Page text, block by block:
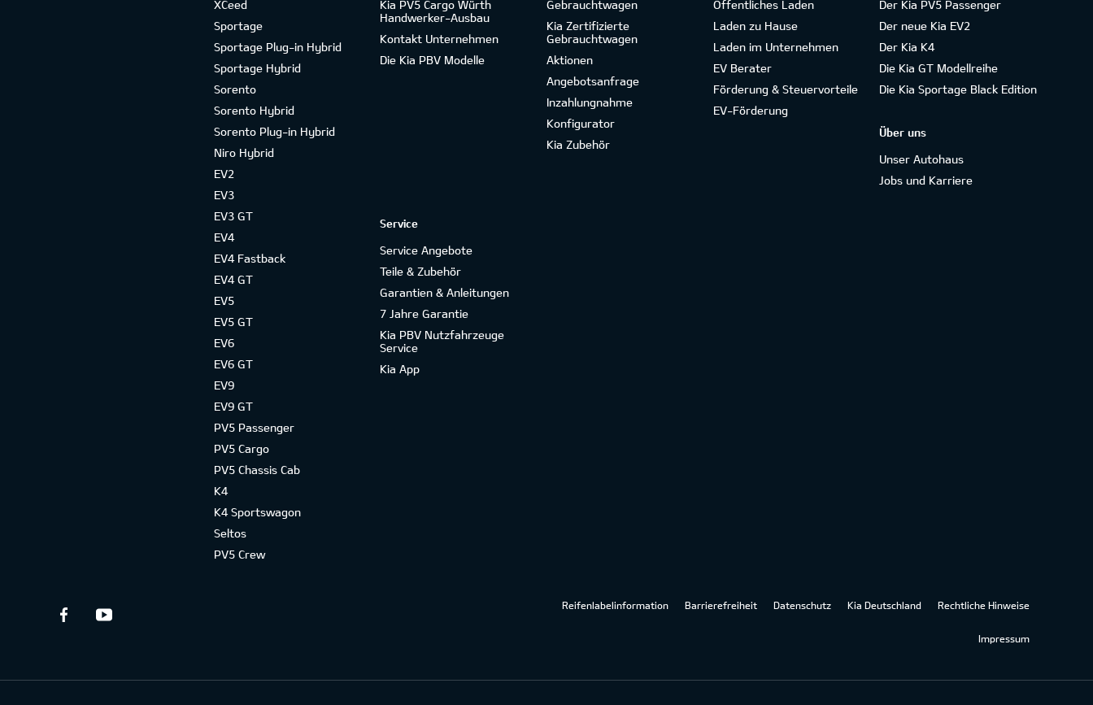
XCeed
Sportage
Sportage Plug-in Hybrid
Sportage Hybrid
Sorento
Sorento Hybrid
Sorento Plug-in Hybrid
Niro Hybrid
EV2
EV3
EV3 GT
EV4
EV4 Fastback
EV4 GT
EV5
EV5 GT
EV6
EV6 GT
EV9
EV9 GT
PV5 Passenger
PV5 Cargo
PV5 Chassis Cab
K4
K4 Sportswagon
Seltos
PV5 Crew
Kia PV5 Cargo Würth
Handwerker-Ausbau
Kontakt Unternehmen
Die Kia PBV Modelle
Gebrauchtwagen
Kia Zertifizierte
Gebrauchtwagen
Aktionen
Angebotsanfrage
Inzahlungnahme
Konfigurator
Kia Zubehör
Öffentliches Laden
Laden zu Hause
Laden im Unternehmen
EV Berater
Förderung & Steuervorteile
EV-Förderung
Der Kia PV5 Passenger
Der neue Kia EV2
Der Kia K4
Die Kia GT Modellreihe
Die Kia Sportage Black Edition
Über uns
Unser Autohaus
Jobs und Karriere
Service
Service Angebote
Teile & Zubehör
Garantien & Anleitungen
7 Jahre Garantie
Kia PBV Nutzfahrzeuge
Service
Kia App
Reifenlabelinformation Barrierefreiheit Datenschutz Kia Deutschland Rechtliche Hinweise
Impressum